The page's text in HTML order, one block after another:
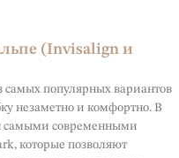
(Invisalign и
самых популярных вариантов
незаметно и комфортно. В
самыми современными
которые позволяют